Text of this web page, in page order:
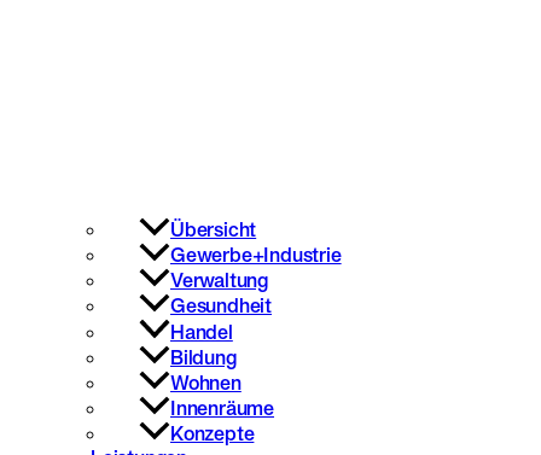
Übersicht
Gewerbe+Industrie
Verwaltung
Gesundheit
Handel
Bildung
Wohnen
Innenräume
Konzepte